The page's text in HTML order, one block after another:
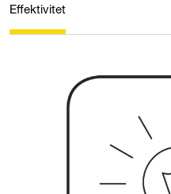
Effektivitet